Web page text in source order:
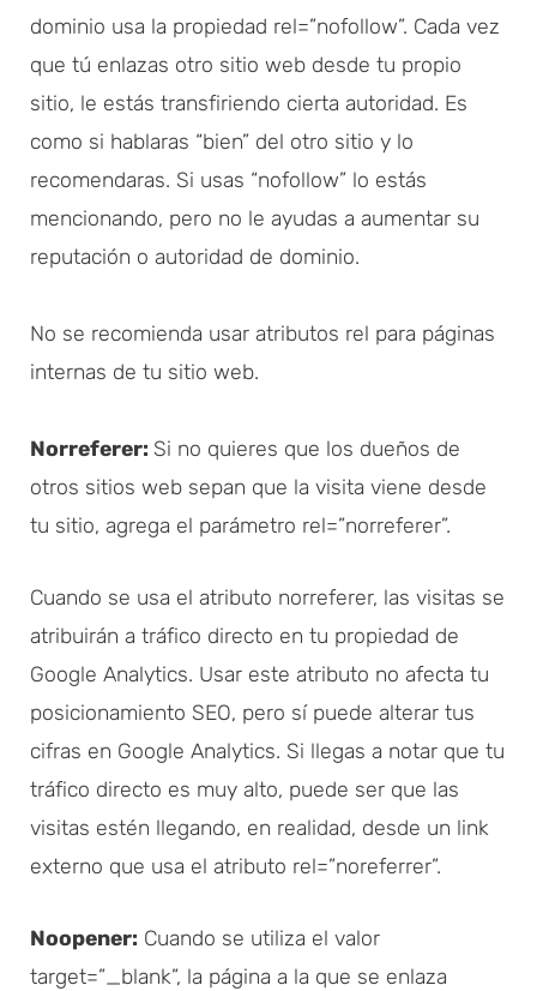
dominio usa la propiedad rel=”nofollow”. Cada vez
que tú enlazas otro sitio web desde tu propio
sitio, le estás transfiriendo cierta autoridad. Es
como si hablaras “bien” del otro sitio y lo
recomendaras. Si usas “nofollow” lo estás
mencionando, pero no le ayudas a aumentar su
reputación o autoridad de dominio.
No se recomienda usar atributos rel para páginas
internas de tu sitio web.
Norreferer: Si no quieres que los dueños de
otros sitios web sepan que la visita viene desde
tu sitio, agrega el parámetro rel=”norreferer”.
Cuando se usa el atributo norreferer, las visitas se
atribuirán a tráfico directo en tu propiedad de
Google Analytics. Usar este atributo no afecta tu
posicionamiento SEO, pero sí puede alterar tus
cifras en Google Analytics. Si llegas a notar que tu
tráfico directo es muy alto, puede ser que las
visitas estén llegando, en realidad, desde un link
externo que usa el atributo rel=”noreferrer”.
Noopener: Cuando se utiliza el valor
target=”_blank”, la página a la que se enlaza